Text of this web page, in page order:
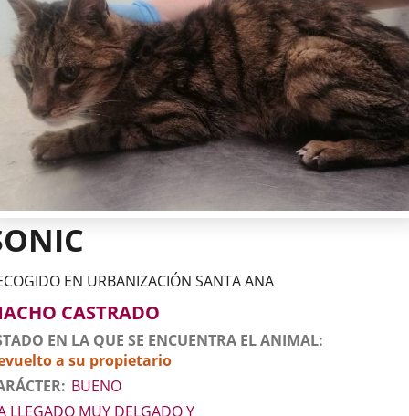
EN URBANIZACIÓN SANTA ANA
CASTRADO
EN LA QUE SE ENCUENTRA EL ANIMAL
a su propietario
BUENO
LLEGADO MUY DELGADO Y